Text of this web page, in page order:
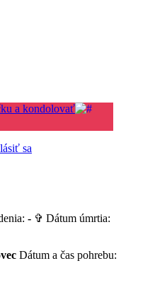
a kondolovať
sa
- ✞ Dátum úmrtia:
Dátum a čas pohrebu: